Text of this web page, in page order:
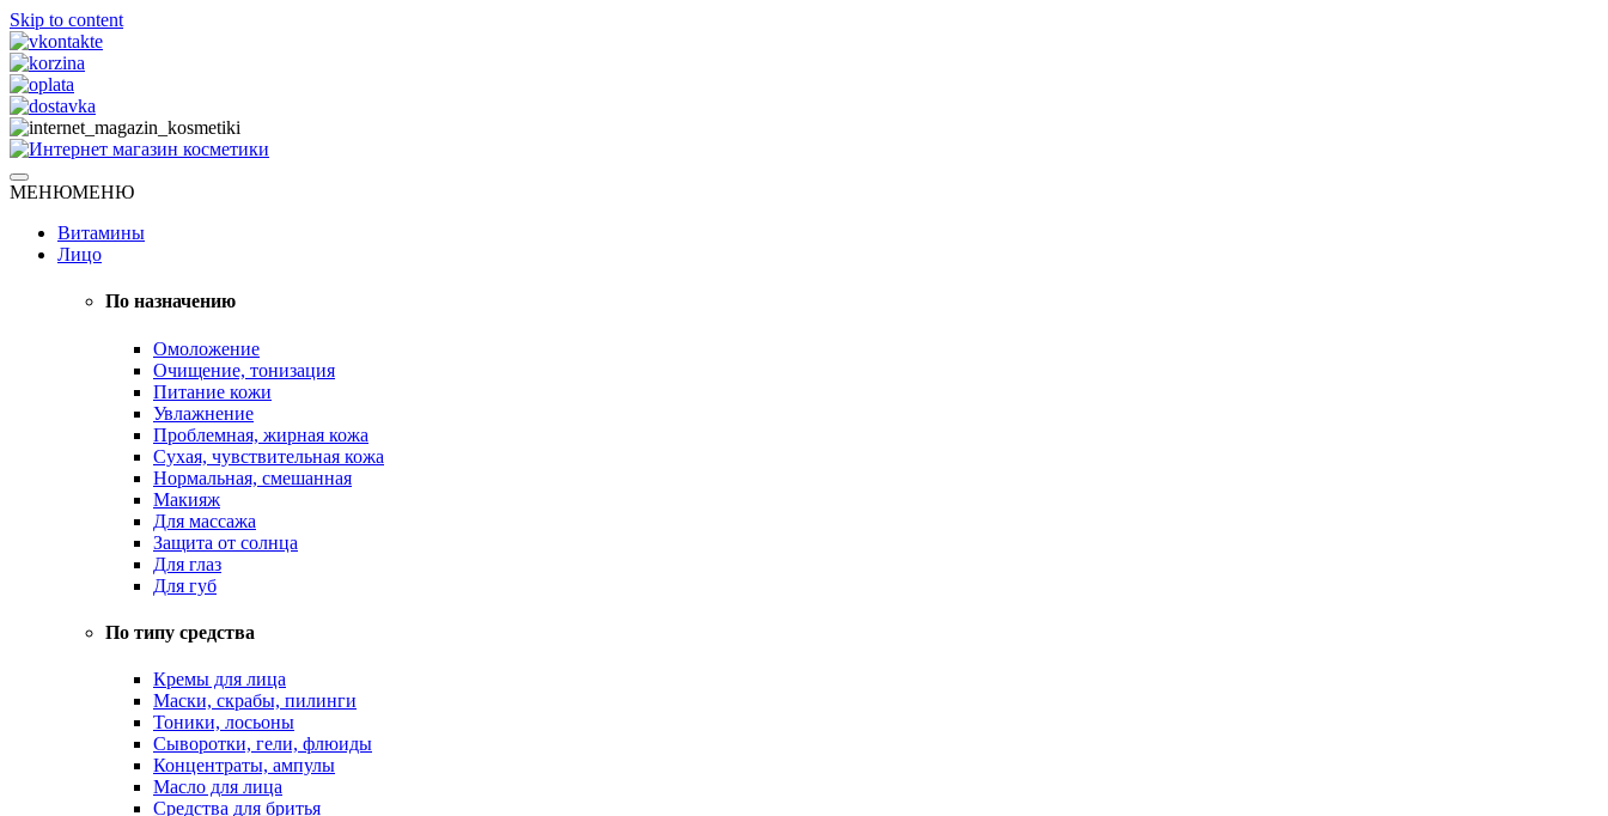
Skip to content
Интернет магазин косметики
Натуральная косметика
МЕНЮМЕНЮ
Витамины
Лицо
По назначению
Омоложение
Очищение, тонизация
Питание кожи
Увлажнение
Проблемная, жирная кожа
Сухая, чувствительная кожа
Нормальная, смешанная
Макияж
Для массажа
Защита от солнца
Для глаз
Для губ
По типу средства
Кремы для лица
Маски, скрабы, пилинги
Тоники, лосьоны
Сыворотки, гели, флюиды
Концентраты, ампулы
Масло для лица
Средства для бритья